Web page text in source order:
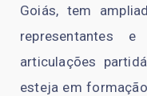
Goiás, tem
representantes
articulações
esteja em